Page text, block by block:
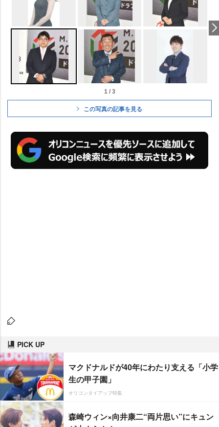
1 / 3
この写真の記事を見る
PICK UP
マクドナルドが40年にわたり支える「小学
生の甲子園」
オリコンタイアップ特集
森崎ウィン×向井康二“両片思い”にキュン